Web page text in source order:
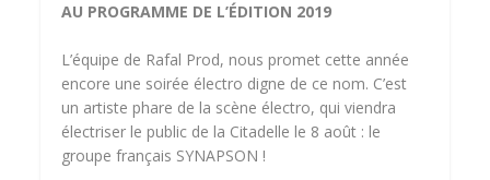
AU PROGRAMME DE L’ÉDITION 2019
L’équipe de Rafal Prod, nous promet cette année
encore une soirée électro digne de ce nom. C’est
un artiste phare de la scène électro, qui viendra
électriser le public de la Citadelle le 8 août : le
groupe français SYNAPSON !